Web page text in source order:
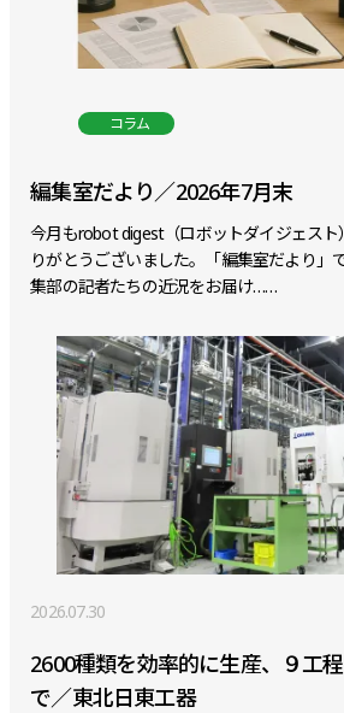
コラム
編集室だより／2026年7月末
今月もrobot digest（ロボットダイジェス
りがとうございました。「編集室だより」
集部の記者たちの近況をお届け……
2026.07.30
2600種類を効率的に生産、９工
で／東北日東工器